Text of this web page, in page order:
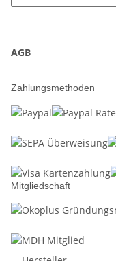
AGB
Zahlungsmethoden
Mitgliedschaft